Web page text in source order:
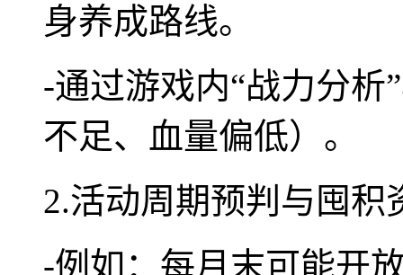
身养成路线。
-通过游戏内“战力分析
不足、血量偏低）。
2.活动周期预判与囤积
-例如：每月末可能开